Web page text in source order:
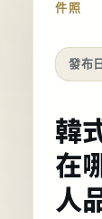
件照
發布
韓
在
人